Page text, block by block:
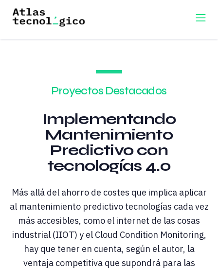
Proyectos Destacados
Implementando
Mantenimiento
Predictivo con
tecnologías 4.0
Más allá del ahorro de costes que implica aplicar
al mantenimiento predictivo tecnologías cada vez
más accesibles, como el internet de las cosas
industrial (IIOT) y el Cloud Condition Monitoring,
hay que tener en cuenta, según el autor, la
ventaja competitiva que supondrá para las